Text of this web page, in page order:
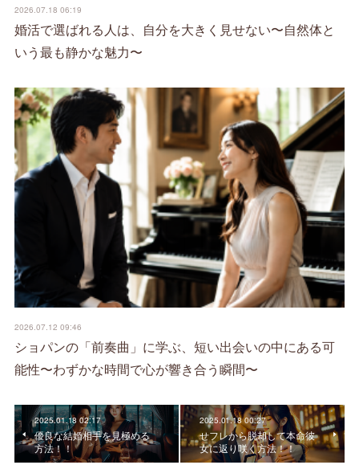
2026.07.18 06:19
婚活で選ばれる人は、自分を大きく見せない〜自然体と
いう最も静かな魅力〜
2026.07.12 09:46
ショパンの「前奏曲」に学ぶ、短い出会いの中にある可
能性〜わずかな時間で心が響き合う瞬間〜
2025.01.18 02:17
優良な結婚相手を見極める
方法！！
2025.01.18 00:27
せフレから脱却して本命彼
女に返り咲く方法！！